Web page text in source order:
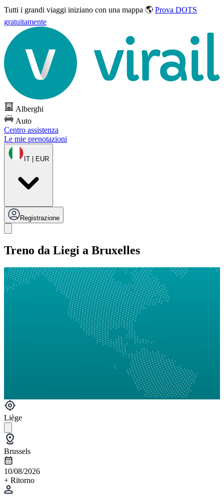
Tutti i grandi viaggi iniziano con una mappa 🌎 Prova DOTS
gratuitamente
Alberghi
Auto
Centro assistenza
Le mie prenotazioni
IT | EUR
Registrazione
Treno da Liegi a Bruxelles
Liège
Brussels
10/08/2026
+ Ritorno